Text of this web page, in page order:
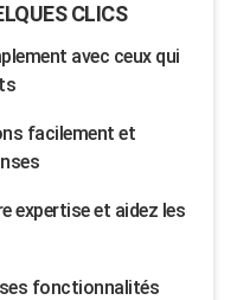
CLICS
avec ceux qui
facilement et
expertise et aidez les
fonctionnalités